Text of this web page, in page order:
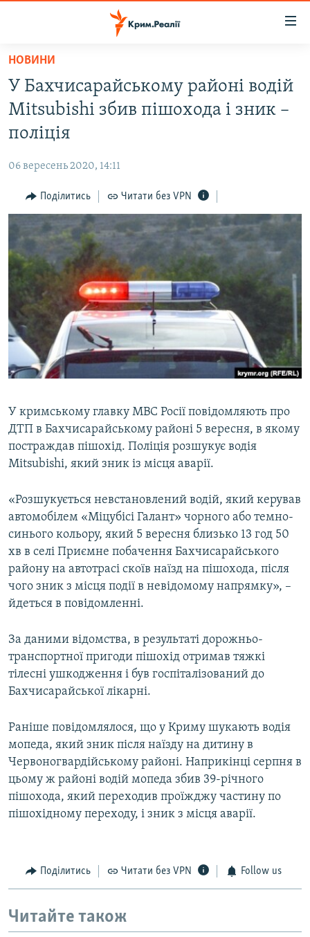
Перейти
основного
матеріалу
Перейти
до
основної
навігації
Перейти
до
пошуку
ВОДА.КРИМ
ВІДЕО ТА ФОТО
БЛОГИ
ПОГЛЯД
ІНТЕРВ'Ю
ВСЕ ЗА ДЕНЬ
СПЕЦПРОЕКТИ
ДЕПОРТАЦІЯ
ВІДЕОУРОКИ «ELIFBE»
СВІДЧЕННЯ ОКУПАЦІЇ
УКРАЇНСЬКА ПРОБЛЕМА КРИМУ
ЯК ОБІЙТИ БЛОКУВАННЯ
Русский
Qırımtatar
Усі сайти RFE/RL
НОВИНИ
У Бахчисарайському районі водій
Mitsubishi збив пішохода і зник –
поліція
06 вересень 2020, 14:11
Поділитись Читати без VPN
У кримському главку МВС Росії повідомляють про
ДТП в Бахчисарайському районі 5 вересня, в якому
постраждав пішохід. Поліція розшукує водія
Mitsubishi, який зник із місця аварії.
«Розшукується невстановлений водій, який керував
автомобілем «Міцубісі Галант» чорного або темно-
синього кольору, який 5 вересня близько 13 год 50
хв в селі Приємне побачення Бахчисарайського
району на автотрасі скоїв наїзд на пішохода, після
чого зник з місця події в невідомому напрямку», –
йдеться в повідомленні.
За даними відомства, в результаті дорожньо-
транспортної пригоди пішохід отримав тяжкі
тілесні ушкодження і був госпіталізований до
Бахчисарайської лікарні.
Раніше повідомлялося, що у Криму шукають водія
мопеда, який зник після наїзду на дитину в
Червоногвардійському районі. Наприкінці серпня в
цьому ж районі водій мопеда збив 39-річного
пішохода, який переходив проїжджу частину по
пішохідному переходу, і зник з місця аварії.
Поділитись Читати без VPN Follow us
Читайте також